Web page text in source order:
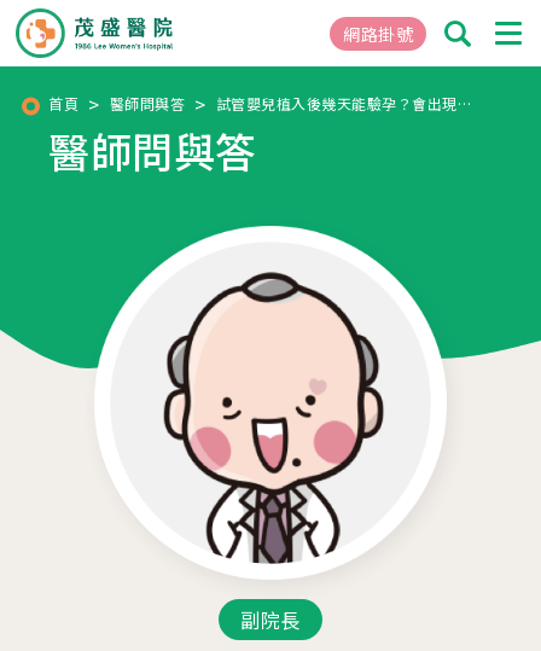
網路掛號
01 關於茂盛
茂盛院長
年度大事紀
醫院環境與設備
醫療團隊
就醫指南
生殖醫學專科
首頁 醫師問與答 試管嬰兒植入後幾天能驗孕？會出現什麼症狀？
醫師問與答
副院長